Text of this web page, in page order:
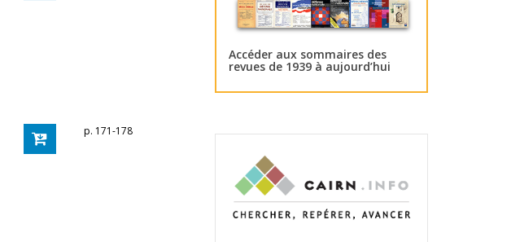
p. 171-178
Accéder aux sommaires des
revues de 1939 à aujourd’hui